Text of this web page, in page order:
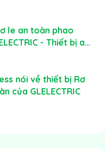
le an toàn phao
- Thiết bị an
nói về thiết bị Rơ
của GLELECTRIC